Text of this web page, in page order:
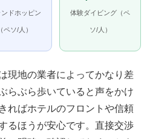
ンドホッピン
ペソ/人）
体験ダイビング（ペ
ソ/人）
現地の業者によってかなり差
らぶら歩いていると声をかけ
ればホテルのフロントや信頼
るほうが安心です。直接交渉